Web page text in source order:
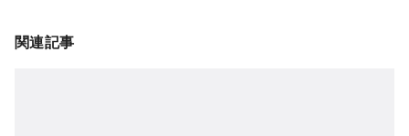
関連記事